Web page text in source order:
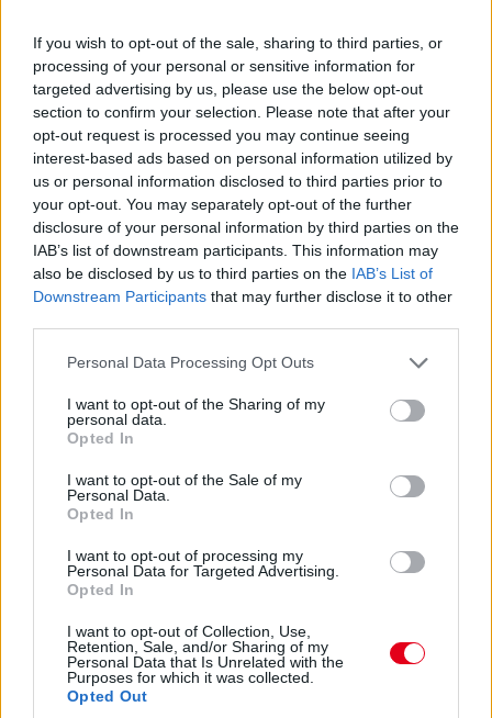
If you wish to opt-out of the sale, sharing to third parties, or
processing of your personal or sensitive information for
targeted advertising by us, please use the below opt-out
section to confirm your selection. Please note that after your
opt-out request is processed you may continue seeing
interest-based ads based on personal information utilized by
us or personal information disclosed to third parties prior to
your opt-out. You may separately opt-out of the further
disclosure of your personal information by third parties on the
IAB’s list of downstream participants. This information may
also be disclosed by us to third parties on the IAB’s List of
Downstream Participants that may further disclose it to other
Please note that this website/app uses one or more Google
not limited to your visit or usage behaviour. You may click to
grant or deny consent to Google and its third-party tags to
use your data for below specified purposes in below Google
consent section.
Personal Data Processing Opt Outs
I want to opt-out of the Sharing of my
personal data.
Opted In
I want to opt-out of the Sale of my
Personal Data.
Opted In
I want to opt-out of processing my
Personal Data for Targeted Advertising.
Opted In
I want to opt-out of Collection, Use,
Retention, Sale, and/or Sharing of my
Personal Data that Is Unrelated with the
Purposes for which it was collected.
Opted Out
08:01
Elindult a Q1, szokás szerint 18 perc áll a pilóták
rendelkezésére, hogy elkerüljék az utolsó öt pozíciót.
07:59
Közben megszületett az ítélet az imént említett Albon-ügyben:
1000 eurós bírságot kapott a Williams. Az egyik gumi ugyanis
egy másik szettből került az autóra, nem ugyanabból, mint a
az Alpine bejelentette Pierre Gaslyt
az AlphaTauri pedig
Nyck de Vriest . Érdemes végigböngészni a híreinket, mert már
versenyzőktől egyaránt.
Az FP3 után egyébként vizsgálatot indítottak Alexander Albon
és a Williams ellen, mivel összekevertek valamit a brit-thai által